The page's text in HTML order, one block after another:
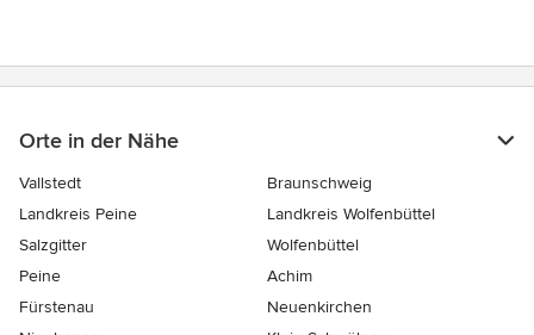
Orte in der Nähe
Vallstedt
Braunschweig
Landkreis Peine
Landkreis Wolfenbüttel
Salzgitter
Wolfenbüttel
Peine
Achim
Fürstenau
Neuenkirchen